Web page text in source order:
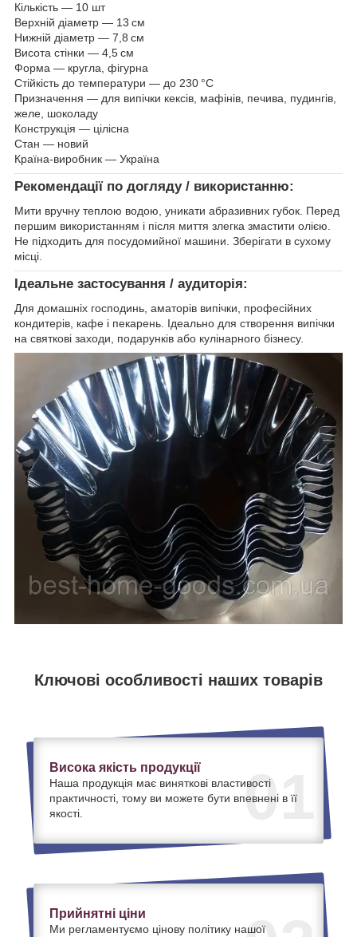
Кількість — 10 шт
Верхній діаметр — 13 см
Нижній діаметр — 7,8 см
Висота стінки — 4,5 см
Форма — кругла, фігурна
Стійкість до температури — до 230 °C
Призначення — для випічки кексів, мафінів, печива, пудингів,
желе, шоколаду
Конструкція — цілісна
Стан — новий
Країна-виробник — Україна
Рекомендації по догляду / використанню:
Мити вручну теплою водою, уникати абразивних губок. Перед
першим використанням і після миття злегка змастити олією.
Не підходить для посудомийної машини. Зберігати в сухому
місці.
Ідеальне застосування / аудиторія:
Для домашніх господинь, аматорів випічки, професійних
кондитерів, кафе і пекарень. Ідеально для створення випічки
на святкові заходи, подарунків або кулінарного бізнесу.
Ключові особливості наших товарів
01
Висока якість продукції
Наша продукція має виняткові властивості
практичності, тому ви можете бути впевнені в її
якості.
Прийнятні ціни
Ми регламентуємо цінову політику нашої